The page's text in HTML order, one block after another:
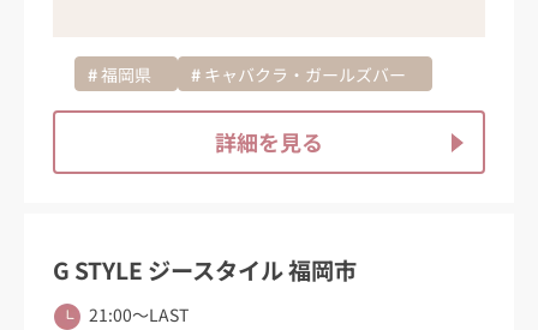
福岡県 キャバクラ・ガールズバー
詳細を見る
G STYLE ジースタイル 福岡市
21:00〜LAST